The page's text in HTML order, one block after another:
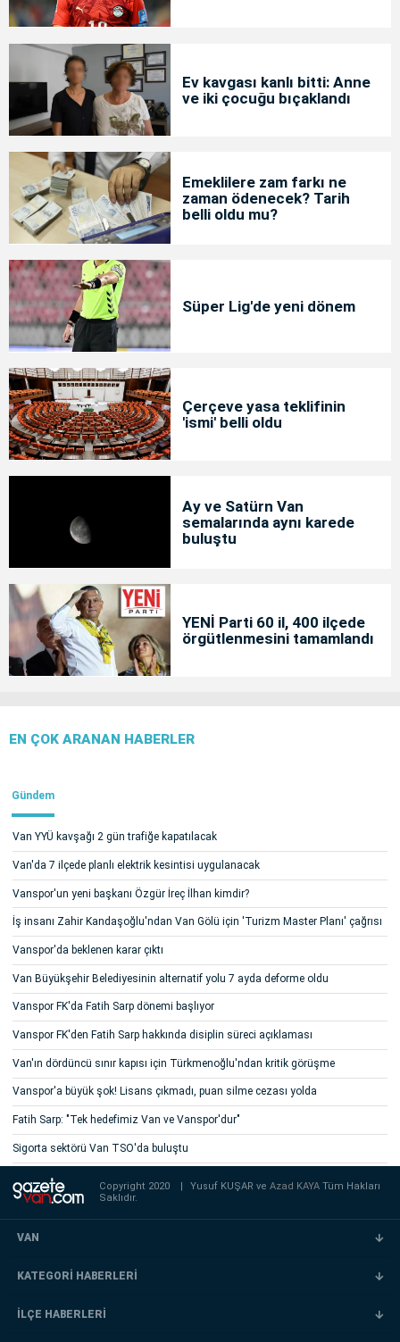
Ev kavgası kanlı bitti: Anne
ve iki çocuğu bıçaklandı
Emeklilere zam farkı ne
zaman ödenecek? Tarih
belli oldu mu?
Süper Lig'de yeni dönem
Çerçeve yasa teklifinin
'ismi' belli oldu
Ay ve Satürn Van
semalarında aynı karede
buluştu
YENİ Parti 60 il, 400 ilçede
örgütlenmesini tamamlandı
EN ÇOK ARANAN HABERLER
Gündem
Van YYÜ kavşağı 2 gün trafiğe kapatılacak
Van'da 7 ilçede planlı elektrik kesintisi uygulanacak
Vanspor'un yeni başkanı Özgür İreç İlhan kimdir?
İş insanı Zahir Kandaşoğlu'ndan Van Gölü için 'Turizm Master Planı' çağrısı
Vanspor'da beklenen karar çıktı
Van Büyükşehir Belediyesinin alternatif yolu 7 ayda deforme oldu
Vanspor FK'da Fatih Sarp dönemi başlıyor
Vanspor FK'den Fatih Sarp hakkında disiplin süreci açıklaması
Van'ın dördüncü sınır kapısı için Türkmenoğlu'ndan kritik görüşme
Vanspor'a büyük şok! Lisans çıkmadı, puan silme cezası yolda
Fatih Sarp: "Tek hedefimiz Van ve Vanspor'dur"
Sigorta sektörü Van TSO'da buluştu
Copyright 2020 Yusuf KUŞAR veAzad KAYATüm Hakları
Saklıdır.
VAN
KATEGORİ HABERLERİ
İLÇE HABERLERİ